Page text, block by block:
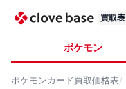
買取表
ポケモン
ポケモンカード買取価格表